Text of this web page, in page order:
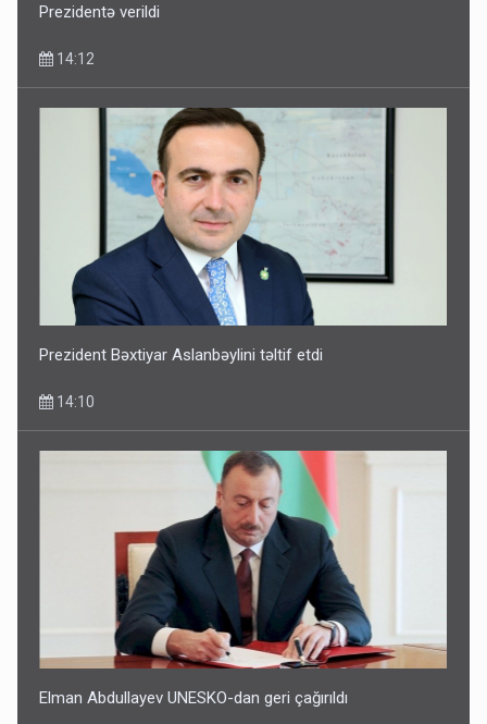
Prezidentə verildi
14:12
Prezident Bəxtiyar Aslanbəylini təltif etdi
14:10
Elman Abdullayev UNESKO-dan geri çağırıldı